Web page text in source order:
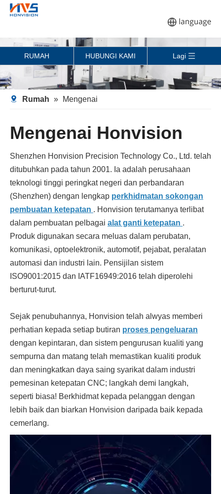
RUMAH HUBUNGI KAMI Lagi
Rumah » Mengenai
Mengenai Honvision
Shenzhen Honvision Precision Technology Co., Ltd. telah
ditubuhkan pada tahun 2001. Ia adalah perusahaan
teknologi tinggi peringkat negeri dan perbandaran
(Shenzhen) dengan lengkap perkhidmatan sokongan
pembuatan ketepatan . Honvision terutamanya terlibat
dalam pembuatan pelbagai alat ganti ketepatan .
Produk digunakan secara meluas dalam perubatan,
komunikasi, optoelektronik, automotif, pejabat, peralatan
automasi dan industri lain. Pensijilan sistem
ISO9001:2015 dan IATF16949:2016 telah diperolehi
berturut-turut.
Sejak penubuhannya, Honvision telah alwyas memberi
perhatian kepada setiap butiran proses pengeluaran
dengan kepintaran, dan sistem pengurusan kualiti yang
sempurna dan matang telah memastikan kualiti produk
dan meningkatkan daya saing syarikat dalam industri
pemesinan ketepatan CNC; langkah demi langkah,
seperti biasa! Berkhidmat kepada pelanggan dengan
lebih baik dan biarkan Honvision daripada baik kepada
cemerlang.